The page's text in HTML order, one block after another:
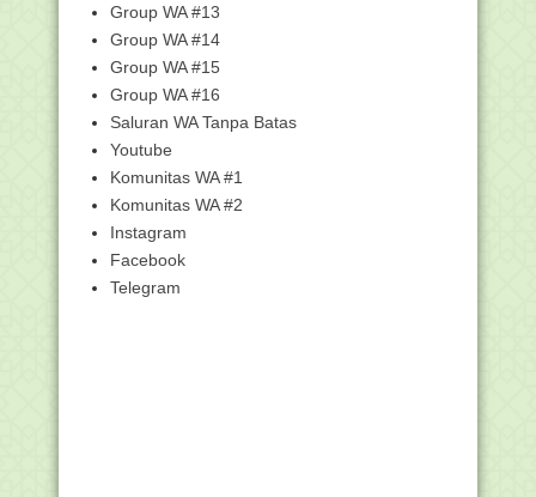
Download Buku Petunjuk Pembuatan
Kartu ASN Virtual
Download Jadwal dan Waktu
Pelaksanaan ANBK Tahun 2...
Edaran tentang Kartu ASN Virtual Resmi
Gantikan Ka...
Panduan Cara Cetak Kartu ASN Virtual
1.000 UTBK 2022
Influencer un...
Group WA #13
Group WA #14
Group WA #15
Group WA #16
Saluran WA Tanpa Batas
Youtube
Komunitas WA #1
Komunitas WA #2
Instagram
Facebook
Telegram